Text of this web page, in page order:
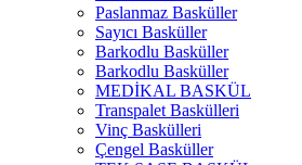
Paslanmaz Basküller
Sayıcı Basküller
Barkodlu Basküller
Barkodlu Basküller
MEDİKAL BASKÜL
Transpalet Baskülleri
Vinç Baskülleri
Çengel Basküller